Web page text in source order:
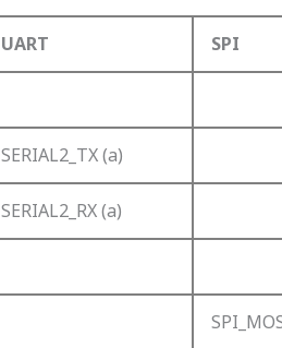
UART SPI
SERIAL2_TX (a)
SERIAL2_RX (a)